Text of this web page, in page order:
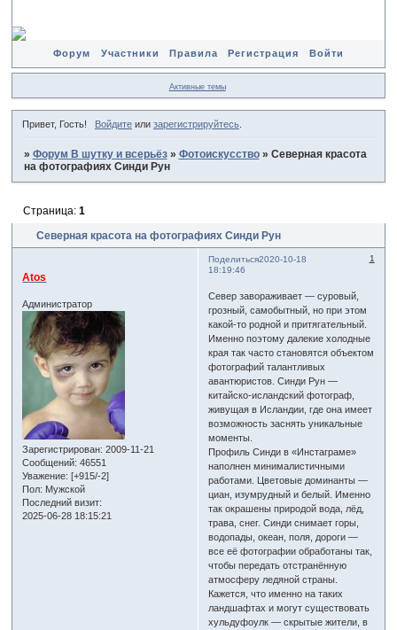
Форум Участники Правила Регистрация Войти
Активные темы
Привет, Гость! Войдитеили зарегистрируйтесь.
» Форум В шутку и всерьёз » Фотоискусство » Северная красота
на фотографиях Синди Рун
Северная красота на фотографиях Синди Рун
Страница: 1
Поделиться 1
2020-10-18
18:19:46
Atos
Администратор
Зарегистрирован: 2009-11-21
Сообщений: 46551
Уважение: [+915/-2]
Пол: Мужской
Последний визит:
2025-06-28 18:15:21
Север завораживает — суровый,
грозный, самобытный, но при этом
какой-то родной и притягательный.
Именно поэтому далекие холодные
края так часто становятся объектом
фотографий талантливых
авантюристов. Синди Рун —
китайско-исландский фотограф,
живущая в Исландии, где она имеет
возможность заснять уникальные
моменты.
Профиль Синди в «Инстаграме»
наполнен минималистичными
работами. Цветовые доминанты —
циан, изумрудный и белый. Именно
так окрашены природой вода, лёд,
трава, снег. Синди снимает горы,
водопады, океан, поля, дороги —
все её фотографии обработаны так,
чтобы передать отстранённую
атмосферу ледяной страны.
Кажется, что именно на таких
ландшафтах и могут существовать
хульдуфоулк — скрытые жители, в